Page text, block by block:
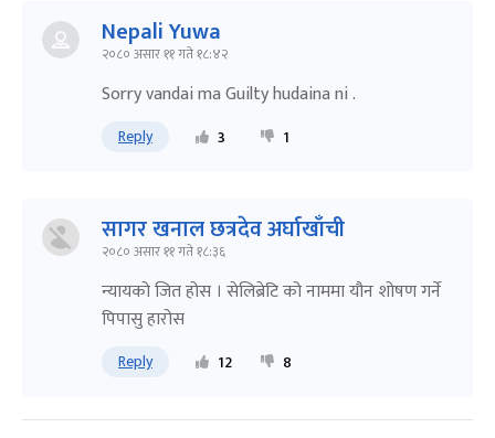
Nepali Yuwa
२०८० असार ११ गते १८:४२
Sorry vandai ma Guilty hudaina ni .
Reply 3 1
सागर खनाल छत्रदेव अर्घाखाँची
२०८० असार ११ गते १८:३६
न्यायको जित होस । सेलिब्रेटि को नाममा यौन शोषण गर्ने
पिपासु हारोस
Reply 12 8